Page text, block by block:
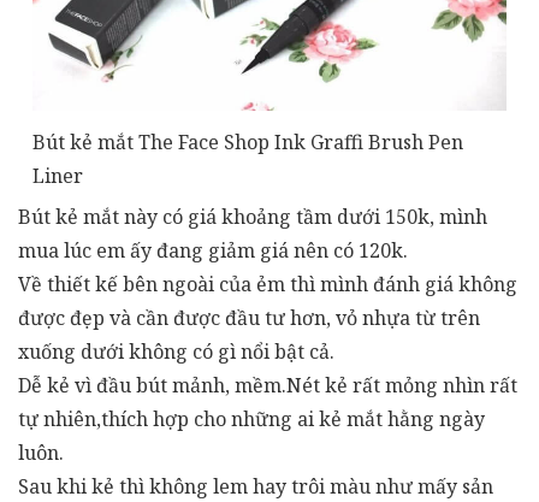
Bút kẻ mắt The Face Shop Ink Graffi Brush Pen
Liner
Bút kẻ mắt này có giá khoảng tầm dưới 150k, mình
mua lúc em ấy đang giảm giá nên có 120k.
Về thiết kế bên ngoài của ẻm thì mình đánh giá không
được đẹp và cần được đầu tư hơn, vỏ nhựa từ trên
xuống dưới không có gì nổi bật cả.
Dễ kẻ vì đầu bút mảnh, mềm.Nét kẻ rất mỏng nhìn rất
tự nhiên,thích hợp cho những ai kẻ mắt hằng ngày
luôn.
Sau khi kẻ thì không lem hay trôi màu như mấy sản